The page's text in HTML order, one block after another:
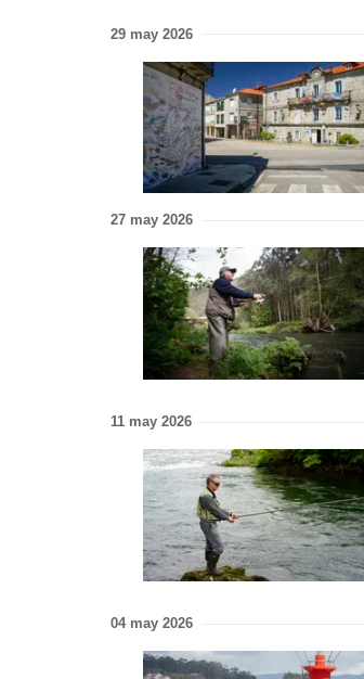
29 may 2026
27 may 2026
11 may 2026
04 may 2026